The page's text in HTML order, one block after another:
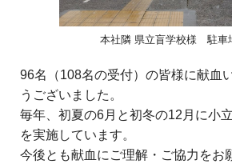
本社隣 県立盲学校様 駐車
96名（108名の受付）の皆様に献血
うございました。
毎年、初夏の6月と初冬の12月に小
を実施しています。
今後とも献血にご理解・ご協力をお